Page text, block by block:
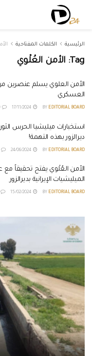
الرئيسية الكلمات المفتاحية
Tag: الأمن العُلْوي
الأمن العلوي يسلم عنصرين من
العسكري
BY EDITORIAL BOARD
استخبارات ميليشيا الحرس
ديرالزور بهذه التهمة!
BY EDITORIAL BOARD
الأمن العُلْوي يفتح تحقيقاً
الميليشيات الإيرانية بديرالزور
BY EDITORIAL BOARD